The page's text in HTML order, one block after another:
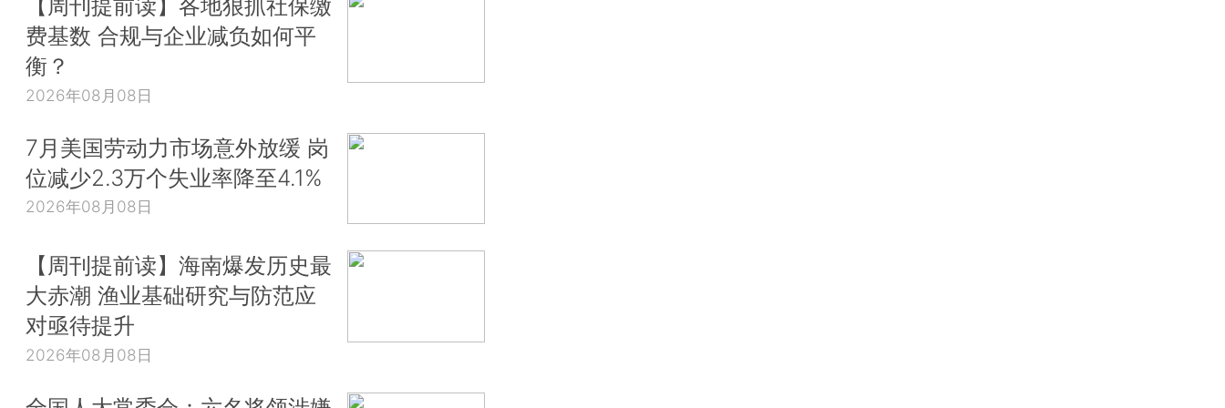
【周刊提前读】各地狠抓社保缴
费基数 合规与企业减负如何平
衡？
2026年08月08日
7月美国劳动力市场意外放缓 岗
位减少2.3万个失业率降至4.1%
2026年08月08日
【周刊提前读】海南爆发历史最
大赤潮 渔业基础研究与防范应
对亟待提升
2026年08月08日